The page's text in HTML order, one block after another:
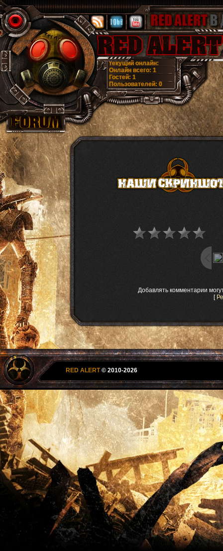
Онлайн всего: 1
Гостей: 1
Пользователей: 0
текущий онлайн:
Добавлять комментарии
[
RED ALERT © 2010-2026